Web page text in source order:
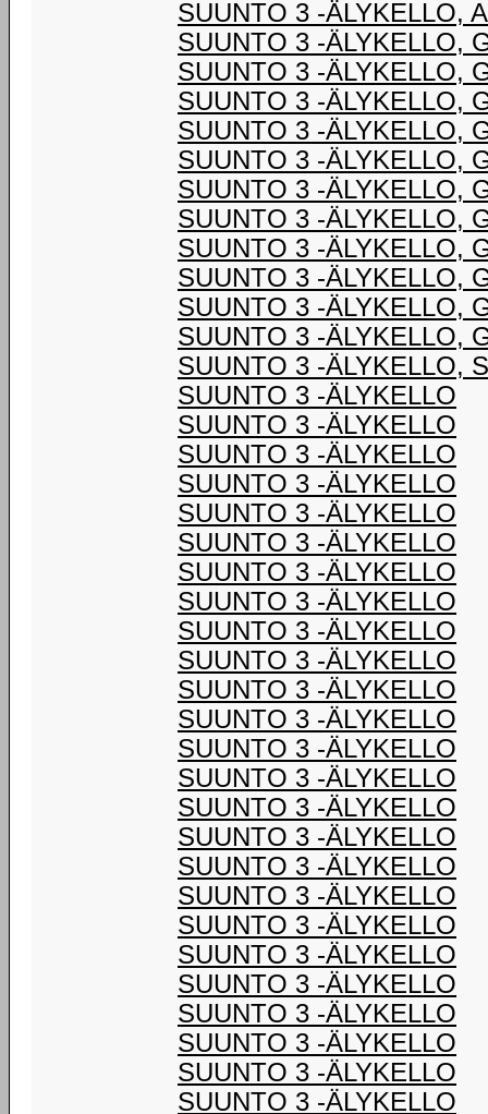
SUUNTO 3 -ÄLYKELLO,
SUUNTO 3 -ÄLYKELLO,
SUUNTO 3 -ÄLYKELLO,
SUUNTO 3 -ÄLYKELLO,
SUUNTO 3 -ÄLYKELLO,
SUUNTO 3 -ÄLYKELLO,
SUUNTO 3 -ÄLYKELLO,
SUUNTO 3 -ÄLYKELLO,
SUUNTO 3 -ÄLYKELLO,
SUUNTO 3 -ÄLYKELLO,
SUUNTO 3 -ÄLYKELLO,
SUUNTO 3 -ÄLYKELLO,
SUUNTO 3 -ÄLYKELLO,
SUUNTO 3 -ÄLYKELLO
SUUNTO 3 -ÄLYKELLO
SUUNTO 3 -ÄLYKELLO
SUUNTO 3 -ÄLYKELLO
SUUNTO 3 -ÄLYKELLO
SUUNTO 3 -ÄLYKELLO
SUUNTO 3 -ÄLYKELLO
SUUNTO 3 -ÄLYKELLO
SUUNTO 3 -ÄLYKELLO
SUUNTO 3 -ÄLYKELLO
SUUNTO 3 -ÄLYKELLO
SUUNTO 3 -ÄLYKELLO
SUUNTO 3 -ÄLYKELLO
SUUNTO 3 -ÄLYKELLO
SUUNTO 3 -ÄLYKELLO
SUUNTO 3 -ÄLYKELLO
SUUNTO 3 -ÄLYKELLO
SUUNTO 3 -ÄLYKELLO
SUUNTO 3 -ÄLYKELLO
SUUNTO 3 -ÄLYKELLO
SUUNTO 3 -ÄLYKELLO
SUUNTO 3 -ÄLYKELLO
SUUNTO 3 -ÄLYKELLO
SUUNTO 3 -ÄLYKELLO
SUUNTO 3 -ÄLYKELLO